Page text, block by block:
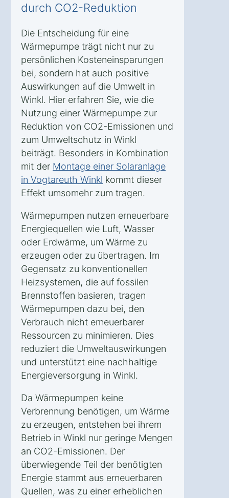
durch CO2-Reduktion
Die Entscheidung für eine
Wärmepumpe trägt nicht nur zu
persönlichen Kosteneinsparungen
bei, sondern hat auch positive
Auswirkungen auf die Umwelt in
Winkl. Hier erfahren Sie, wie die
Nutzung einer Wärmepumpe zur
Reduktion von CO2-Emissionen und
zum Umweltschutz in Winkl
beiträgt. Besonders in Kombination
mit der Montage einer Solaranlage
in Vogtareuth Winkl kommt dieser
Effekt umsomehr zum tragen.
Wärmepumpen nutzen erneuerbare
Energiequellen wie Luft, Wasser
oder Erdwärme, um Wärme zu
erzeugen oder zu übertragen. Im
Gegensatz zu konventionellen
Heizsystemen, die auf fossilen
Brennstoffen basieren, tragen
Wärmepumpen dazu bei, den
Verbrauch nicht erneuerbarer
Ressourcen zu minimieren. Dies
reduziert die Umweltauswirkungen
und unterstützt eine nachhaltige
Energieversorgung in Winkl.
Da Wärmepumpen keine
Verbrennung benötigen, um Wärme
zu erzeugen, entstehen bei ihrem
Betrieb in Winkl nur geringe Mengen
an CO2-Emissionen. Der
überwiegende Teil der benötigten
Energie stammt aus erneuerbaren
Quellen, was zu einer erheblichen